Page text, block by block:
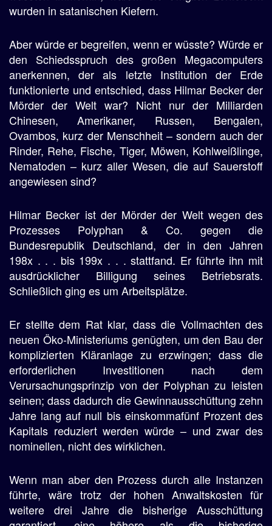
wurden in satanischen Kiefern.
Aber würde er begreifen, wenn er wüsste? Würde er
den Schiedsspruch des großen Megacomputers
anerkennen, der als letzte Institution der Erde
funktionierte und entschied, dass Hilmar Becker der
Mörder der Welt war? Nicht nur der Milliarden
Chinesen, Amerikaner, Russen, Bengalen,
Ovambos, kurz der Menschheit – sondern auch der
Rinder, Rehe, Fische, Tiger, Möwen, Kohlweißlinge,
Nematoden – kurz aller Wesen, die auf Sauerstoff
angewiesen sind?
Hilmar Becker ist der Mörder der Welt wegen des
Prozesses Polyphan & Co. gegen die
Bundesrepublik Deutschland, der in den Jahren
198x . . . bis 199x . . . stattfand. Er führte ihn mit
ausdrücklicher Billigung seines Betriebsrats.
Schließlich ging es um Arbeitsplätze.
Er stellte dem Rat klar, dass die Vollmachten des
neuen Öko-Ministeriums genügten, um den Bau der
komplizierten Kläranlage zu erzwingen; dass die
erforderlichen Investitionen nach dem
Verursachungsprinzip von der Polyphan zu leisten
seinen; dass dadurch die Gewinnausschüttung zehn
Jahre lang auf null bis einskommafünf Prozent des
Kapitals reduziert werden würde – und zwar des
nominellen, nicht des wirklichen.
Wenn man aber den Prozess durch alle Instanzen
führte, wäre trotz der hohen Anwaltskosten für
weitere drei Jahre die bisherige Ausschüttung